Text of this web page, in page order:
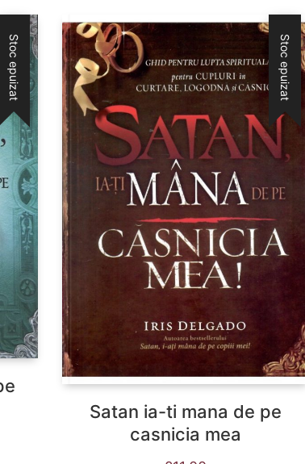
Stoc epuizat Stoc epuizat
Satan ia-ti mana de pe
casnicia mea